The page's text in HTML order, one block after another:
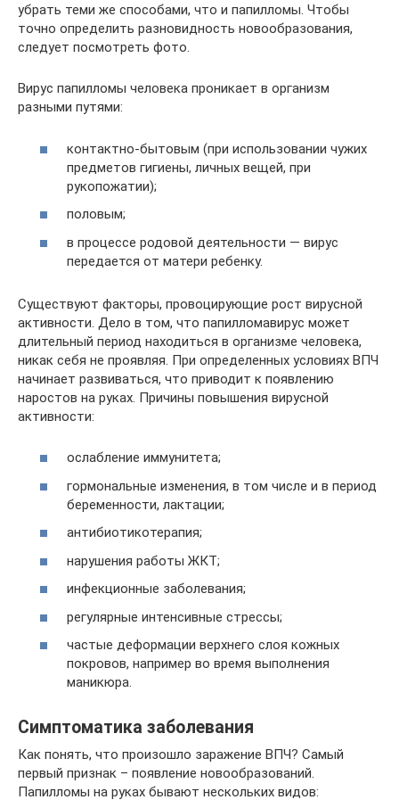
убрать теми же способами, что и папилломы. Чтобы
точно определить разновидность новообразования,
следует посмотреть фото.
Вирус папилломы человека проникает в организм
разными путями:
контактно-бытовым (при использовании чужих
предметов гигиены, личных вещей, при
рукопожатии);
половым;
в процессе родовой деятельности — вирус
передается от матери ребенку.
Существуют факторы, провоцирующие рост вирусной
активности. Дело в том, что папилломавирус может
длительный период находиться в организме человека,
никак себя не проявляя. При определенных условиях ВПЧ
начинает развиваться, что приводит к появлению
наростов на руках. Причины повышения вирусной
активности:
ослабление иммунитета;
гормональные изменения, в том числе и в период
беременности, лактации;
антибиотикотерапия;
нарушения работы ЖКТ;
инфекционные заболевания;
регулярные интенсивные стрессы;
частые деформации верхнего слоя кожных
покровов, например во время выполнения
маникюра.
Симптоматика заболевания
Как понять, что произошло заражение ВПЧ? Самый
первый признак – появление новообразований.
Папилломы на руках бывают нескольких видов: